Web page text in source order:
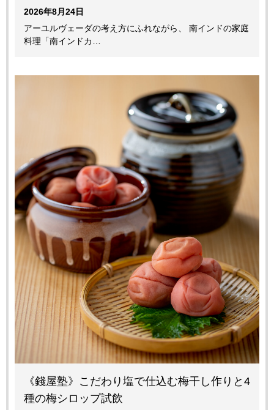
2026年8月24日
アーユルヴェーダの考え方にふれながら、 南インドの家庭
料理「南インドカ…
《錢屋塾》こだわり塩で仕込む梅干し作りと4
種の梅シロップ試飲